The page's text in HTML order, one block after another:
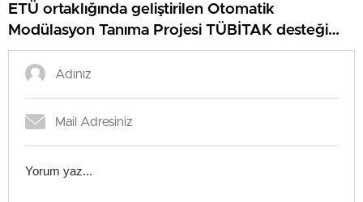
ETÜ ortaklığında geliştirilen Otomatik
Modülasyon Tanıma Projesi TÜBİTAK desteği
aldı..